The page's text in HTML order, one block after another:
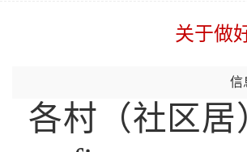
关于做
信
各村（社区